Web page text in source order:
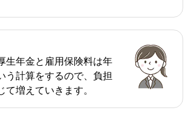
生年金と雇用保険料は年
う計算をするので、負担
て増えていきます。